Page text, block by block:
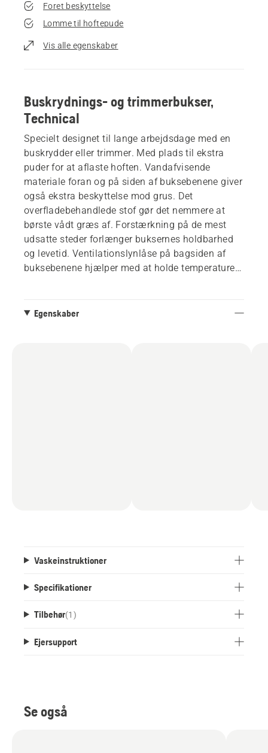
Foret beskyttelse
Lomme til hoftepude
Vis alle egenskaber
Buskrydnings- og trimmerbukser,
Technical
Specielt designet til lange arbejdsdage med en
buskrydder eller trimmer. Med plads til ekstra
puder for at aflaste hoften. Vandafvisende
materiale foran og på siden af buksebenene giver
også ekstra beskyttelse mod grus. Det
overfladebehandlede stof gør det nemmere at
børste vådt græs af. Forstærkning på de mest
udsatte steder forlænger buksernes holdbarhed
og levetid. Ventilationslynlåse på bagsiden af
buksebenene hjælper med at holde temperaturen
Egenskaber
Vaskeinstruktioner
Specifikationer
Tilbehør(1 )
Ejersupport
Se også